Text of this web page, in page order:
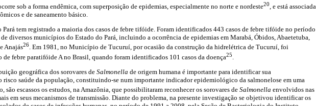
sob a forma endêmica, com superposição de epidemias, especialmente no norte e nordeste20 , e está associada
e de saneamento básico.
Pará tem registrado a maioria dos casos de febre tifóide. Foram identificados 443 casos de febre tifóide no período
diversos municípios do Estado do Pará, incluindo a ocorrência de epidemias em Marabá, Óbidos, Abaetetuba,
Anajás26. Em 1981, no Município de Tucuruí, por ocasião da construção da hidrelétrica de Tucuruí, foi
febre paratifóide A no Brasil, quando foram identificados 101 casos da doença25
geográfica dos sorovares de Salmonella de origem humana é importante para identificar sua
saúde da população, constituindo-se num importante indicador epidemiológico da salmonelose em uma
são escassos os estudos, na Amazônia, que possibilitaram reconhecer os sorovares de Salmonella envolvidos nas
em seus mecanismos de transmissão. Diante do problema, na presente investigação se objetivou identificar os